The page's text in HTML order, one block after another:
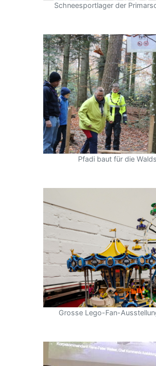
Schneesportlager der
Pfadi baut für die
Grosse Lego-Fan-